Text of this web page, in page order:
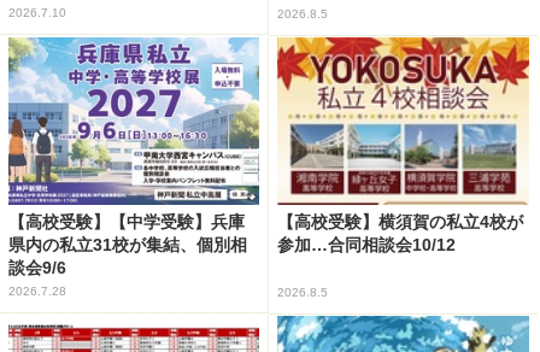
2026.7.10 2026.8.5
【高校受験】【中学受験】兵庫
県内の私立31校が集結、個別相
談会9/6
2026.7.28
【高校受験】横須賀の私立4校が
参加…合同相談会10/12
2026.8.5